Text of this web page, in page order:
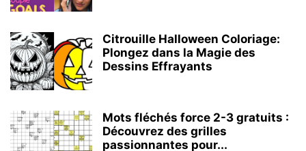
Citrouille Halloween Coloriage:
Plongez dans la Magie des
Dessins Effrayants
Mots fléchés force 2-3 gratuits :
Découvrez des grilles
passionnantes pour...